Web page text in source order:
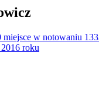
miejsce w notowaniu
roku